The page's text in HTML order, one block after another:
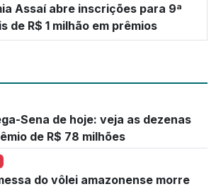
Assaí abre inscrições para 9ª
de R$ 1 milhão em prêmios
Sena de hoje: veja as dezenas
de R$ 78 milhões
do vôlei amazonense morre